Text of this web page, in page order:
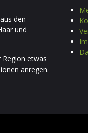
den
und
Region etwas
anregen.